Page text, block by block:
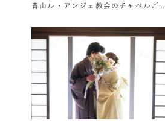
青山ル・アンジェ教会のチャペルご紹